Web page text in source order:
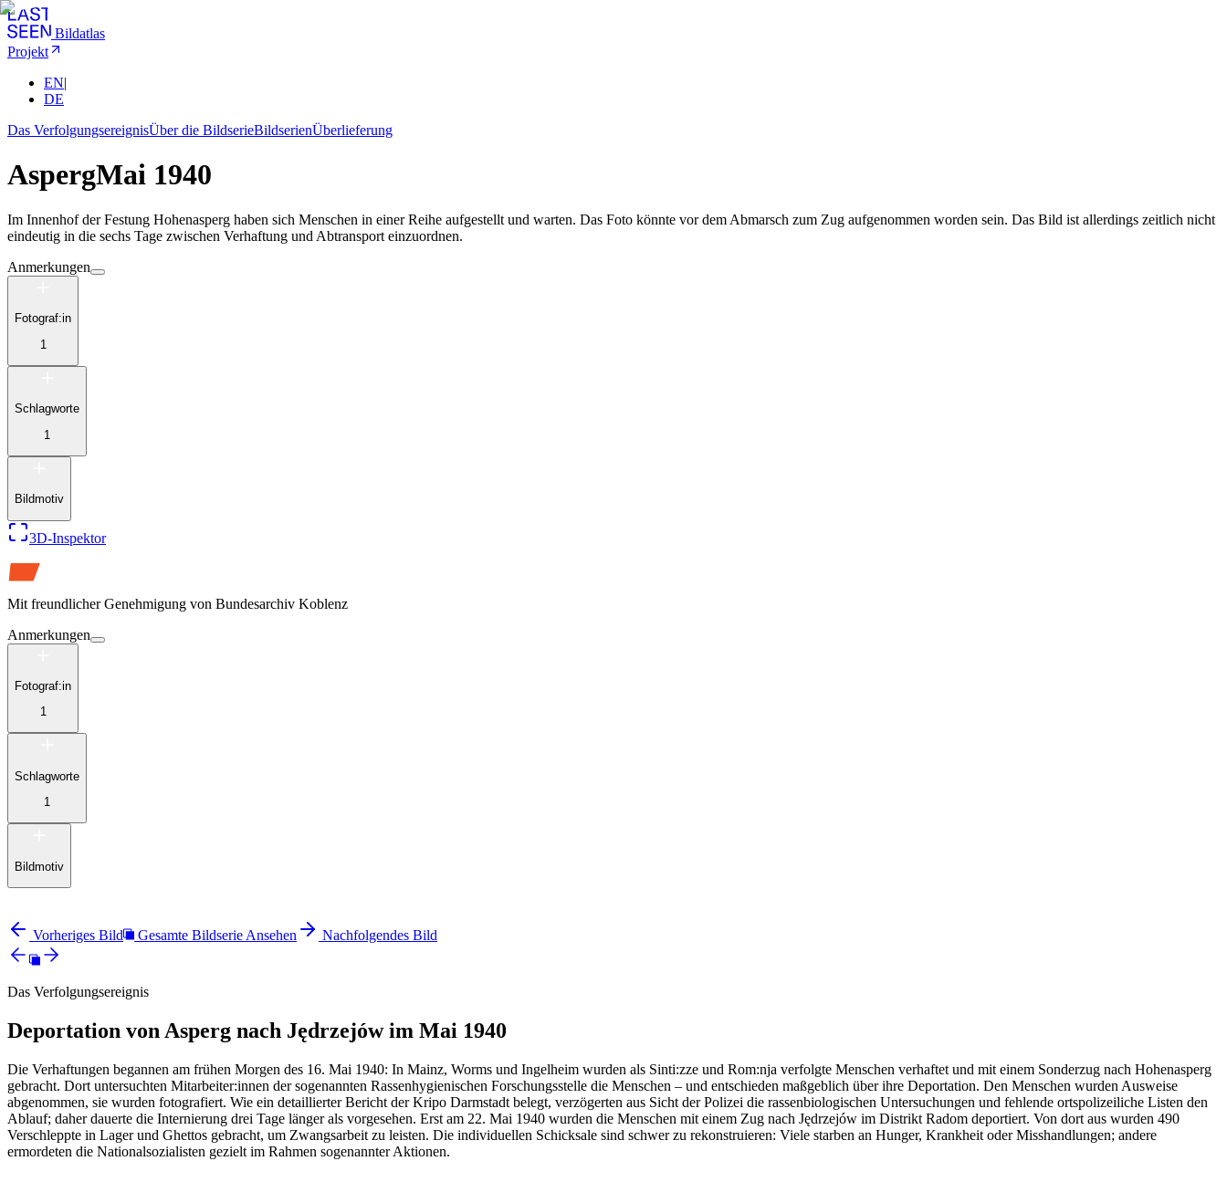
Bildatlas
Projekt
EN|
DE
Das VerfolgungsereignisÜber die BildserieBildserienÜberlieferung
AspergMai 1940
Im Innenhof der Festung Hohenasperg haben sich Menschen in einer Reihe aufgestellt und warten. Das Foto könnte vor dem Abmarsch zum Zug aufgenommen worden sein. Das Bild ist allerdings zeitlich nicht
eindeutig in die sechs Tage zwischen Verhaftung und Abtransport einzuordnen.
Anmerkungen
Fotograf:in
1
Schlagworte
1
Bildmotiv
3D-Inspektor
Mit freundlicher Genehmigung von Bundesarchiv Koblenz
Anmerkungen
Fotograf:in
1
Schlagworte
1
Bildmotiv
Vorheriges Bild Gesamte Bildserie Ansehen Nachfolgendes Bild
Das Verfolgungsereignis
Deportation von Asperg nach Jędrzejów im Mai 1940
Die Verhaftungen begannen am frühen Morgen des 16. Mai 1940: In Mainz, Worms und Ingelheim wurden als Sinti:zze und Rom:nja verfolgte Menschen verhaftet und mit einem Sonderzug nach Hohenasperg
gebracht. Dort untersuchten Mitarbeiter:innen der sogenannten Rassenhygienischen Forschungsstelle die Menschen – und entschieden maßgeblich über ihre Deportation. Den Menschen wurden Ausweise
abgenommen, sie wurden fotografiert. Wie ein detaillierter Bericht der Kripo Darmstadt belegt, verzögerten aus Sicht der Polizei die rassenbiologischen Untersuchungen und fehlende ortspolizeiliche Listen den
Ablauf; daher dauerte die Internierung drei Tage länger als vorgesehen. Erst am 22. Mai 1940 wurden die Menschen mit einem Zug nach Jędrzejów im Distrikt Radom deportiert. Von dort aus wurden 490
Verschleppte in Lager und Ghettos gebracht, um Zwangsarbeit zu leisten. Die individuellen Schicksale sind schwer zu rekonstruieren: Viele starben an Hunger, Krankheit oder Misshandlungen; andere
ermordeten die Nationalsozialisten gezielt im Rahmen sogenannter Aktionen.